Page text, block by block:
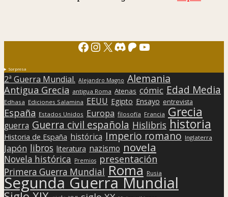
Facebook
Instagram
X Discord
Patreon
YouTube
Sorpresa
2ª Guerra Mundial. Alejandro Magno Alemania
Antigua Grecia antigua Roma Atenas cómic Edad Media
Edhasa Ediciones Salamina EEUU Egipto Ensayo entrevista
España Estados Unidos Europa filosofía Francia Grecia
guerra Guerra civil española Hislibris historia
Historia de España histórica Imperio romano Inglaterra
Japón libros literatura nazismo novela
Novela histórica Premios presentación
Primera Guerra Mundial Roma Rusia
Segunda Guerra Mundial